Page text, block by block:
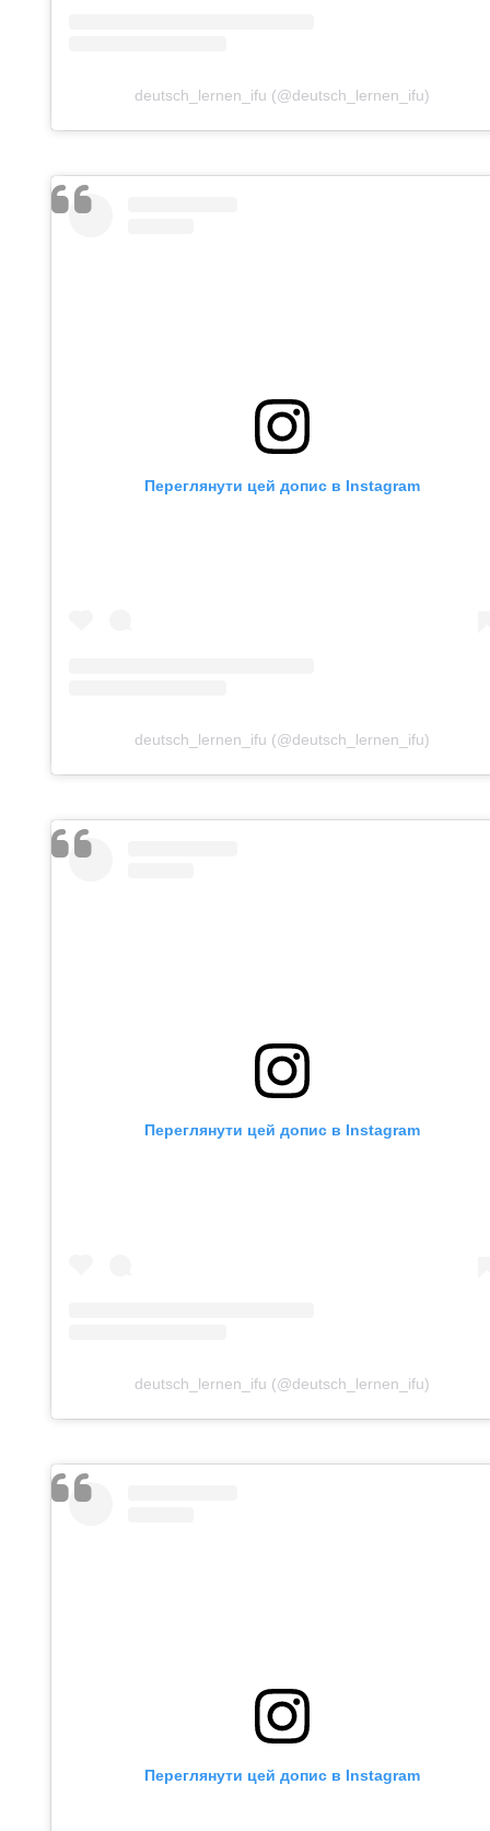
deutsch_lernen_ifu (@deutsch_lernen_ifu)
Переглянути цей допис в Instagram
deutsch_lernen_ifu (@deutsch_lernen_ifu)
Переглянути цей допис в Instagram
deutsch_lernen_ifu (@deutsch_lernen_ifu)
Переглянути цей допис в Instagram